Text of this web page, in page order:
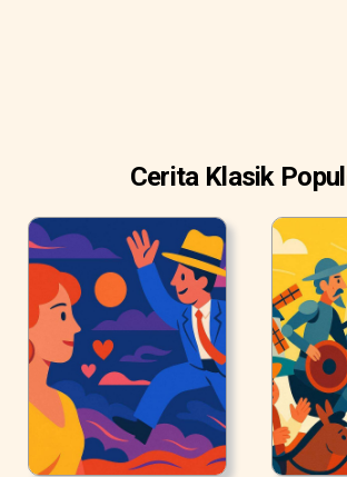
Cerita Klasik